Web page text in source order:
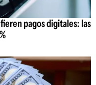
pagos digitales: las